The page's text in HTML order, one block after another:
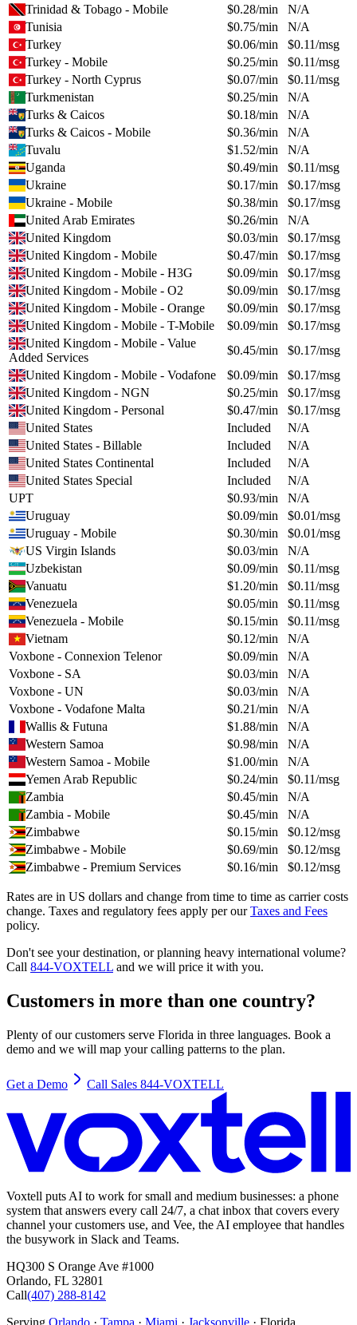
Trinidad & Tobago - Mobile
$0.28/min
N/A
Tunisia
$0.75/min
N/A
Turkey
$0.06/min $0.11/msg
Turkey - Mobile
$0.25/min $0.11/msg
Turkey - North Cyprus
$0.07/min $0.11/msg
Turkmenistan
$0.25/min
N/A
Turks & Caicos
$0.18/min
N/A
Turks & Caicos - Mobile
$0.36/min
N/A
Tuvalu
$1.52/min
N/A
Uganda
$0.49/min $0.11/msg
Ukraine
$0.17/min $0.17/msg
Ukraine - Mobile
$0.38/min $0.17/msg
United Arab Emirates
$0.26/min
N/A
United Kingdom
$0.03/min $0.17/msg
United Kingdom - Mobile
$0.47/min $0.17/msg
United Kingdom - Mobile - H3G
$0.09/min $0.17/msg
United Kingdom - Mobile - O2
$0.09/min $0.17/msg
United Kingdom - Mobile - Orange
$0.09/min $0.17/msg
United Kingdom - Mobile - T-Mobile
$0.09/min $0.17/msg
United Kingdom - Mobile - Value
Added Services
$0.45/min $0.17/msg
United Kingdom - Mobile - Vodafone
$0.09/min $0.17/msg
United Kingdom - NGN
$0.25/min $0.17/msg
United Kingdom - Personal
$0.47/min $0.17/msg
United States
Included
N/A
United States - Billable
Included
N/A
United States Continental
Included
N/A
United States Special
Included
N/A
UPT
$0.93/min
N/A
Uruguay
$0.09/min $0.01/msg
Uruguay - Mobile
$0.30/min $0.01/msg
US Virgin Islands
$0.03/min
N/A
Uzbekistan
$0.09/min $0.11/msg
Vanuatu
$1.20/min $0.11/msg
Venezuela
$0.05/min $0.11/msg
Venezuela - Mobile
$0.15/min $0.11/msg
Vietnam
$0.12/min
N/A
Voxbone - Connexion Telenor
$0.09/min
N/A
Voxbone - SA
$0.03/min
N/A
Voxbone - UN
$0.03/min
N/A
Voxbone - Vodafone Malta
$0.21/min
N/A
Wallis & Futuna
$1.88/min
N/A
Western Samoa
$0.98/min
N/A
Western Samoa - Mobile
$1.00/min
N/A
Yemen Arab Republic
$0.24/min $0.11/msg
Zambia
$0.45/min
N/A
Zambia - Mobile
$0.45/min
N/A
Zimbabwe
$0.15/min $0.12/msg
Zimbabwe - Mobile
$0.69/min $0.12/msg
Zimbabwe - Premium Services
$0.16/min $0.12/msg
Rates are in US dollars and change from time to time as carrier costs
change. Taxes and regulatory fees apply per our Taxes and Fees
policy.
Don't see your destination, or planning heavy international volume?
Call 844-VOXTELL and we will price it with you.
Customers in more than one country?
Plenty of our customers serve Florida in three languages. Book a
demo and we will map your calling patterns to the plan.
Get a Demo Call Sales 844-VOXTELL
Voxtell puts AI to work for small and medium businesses: a phone
system that answers every call 24/7, a chat inbox that covers every
channel your customers use, and Vee, the AI employee that handles
the busywork in Slack and Teams.
HQ300 S Orange Ave #1000
Orlando, FL 32801
Call(407) 288-8142